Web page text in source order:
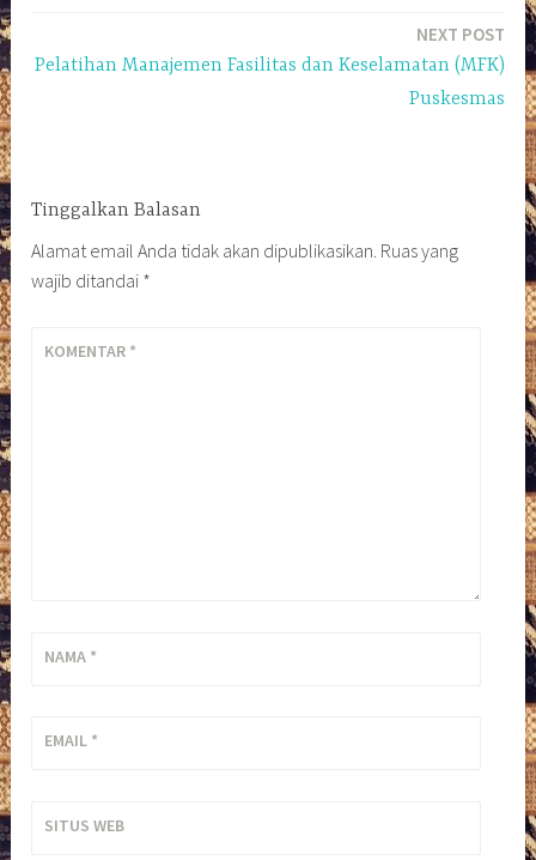
NEXT POST
Pelatihan Manajemen Fasilitas dan Keselamatan (MFK)
Puskesmas
Tinggalkan Balasan
Alamat email Anda tidak akan dipublikasikan. Ruas yang
wajib ditandai *
KOMENTAR *
NAMA *
EMAIL *
SITUS WEB